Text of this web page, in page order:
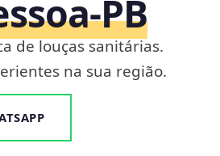
de louças sanitárias.
na sua região.